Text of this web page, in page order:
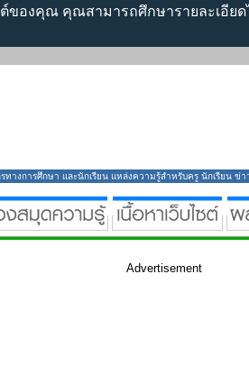
ของคุณ คุณสามารถศึกษารายละเอียด
างการศึกษา และนักเรียน แหล่งความรู้สำหรับครู นักเรียน ข่
Advertisement